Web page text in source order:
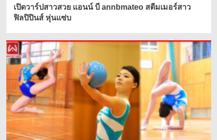
เปิดวาร์ปสาวสวย แอนน์ บี annbmateo สตีมเมอร์สาว
ฟิลปิปินส์ หุ่นแซ่บ